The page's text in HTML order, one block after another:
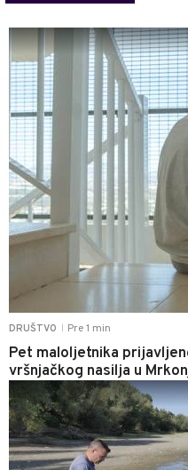
DRUŠTVO Pre 1 min
Pet maloljetnika
vršnjačkog nasilja u